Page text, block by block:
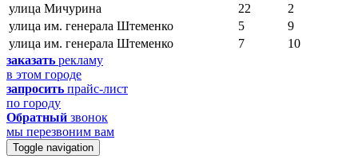
улица Мичурина
22
2
улица им. генерала Штеменко
5
9
улица им. генерала Штеменко
7
10
заказать рекламу
в этом городе
запросить прайс-лист
по городу
Обратный звонок
мы перезвоним вам
Toggle navigation